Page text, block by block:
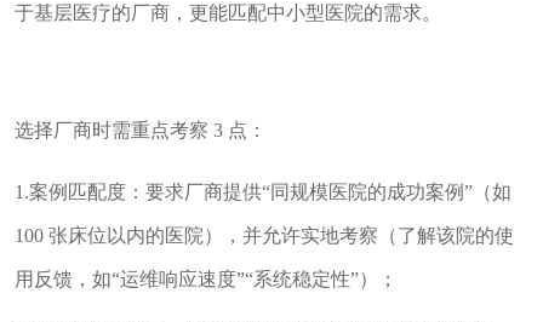
于基层医疗的厂商，更能匹配中小型医院的需求。
选择厂商时需重点考察 3 点：
1.案例匹配度：要求厂商提供“同规模医院的成功案例”（如
100 张床位以内的医院），并允许实地考察（了解该院的使
用反馈，如“运维响应速度”“系统稳定性”）；